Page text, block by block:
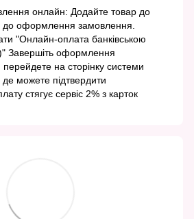
онлайн: Додайте товар до
до оформлення замовлення.
"Онлайн-оплата банківською
Завершіть оформлення
на сторінку системи
можете підтвердити
стягує сервіс 2% з карток